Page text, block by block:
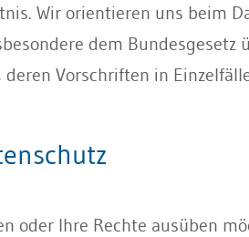
Wir orientieren uns beim
dem Bundesgesetz
Vorschriften in
oder Ihre Rechte ausüben